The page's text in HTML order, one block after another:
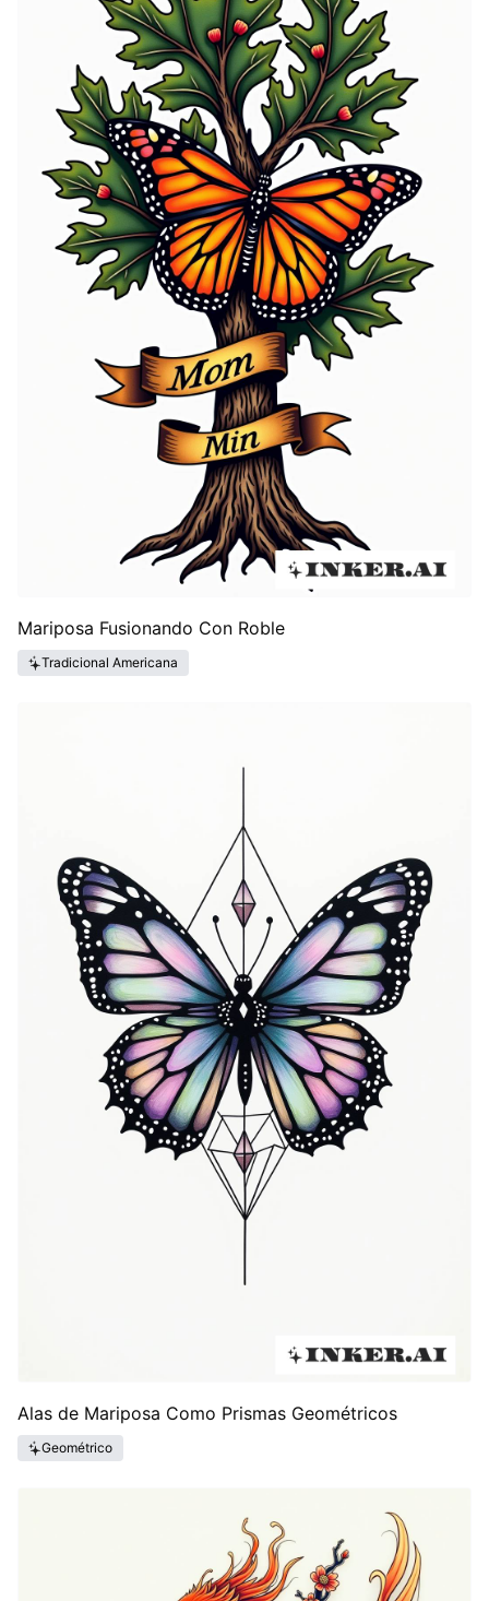
Mariposa Fusionando Con Roble
Tradicional Americana
Alas de Mariposa Como Prismas Geométricos
Geométrico